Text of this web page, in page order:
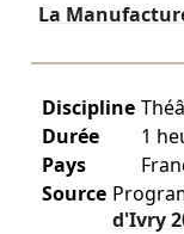
La
Discipline
Durée
1
Pays
Source
d'Ivry